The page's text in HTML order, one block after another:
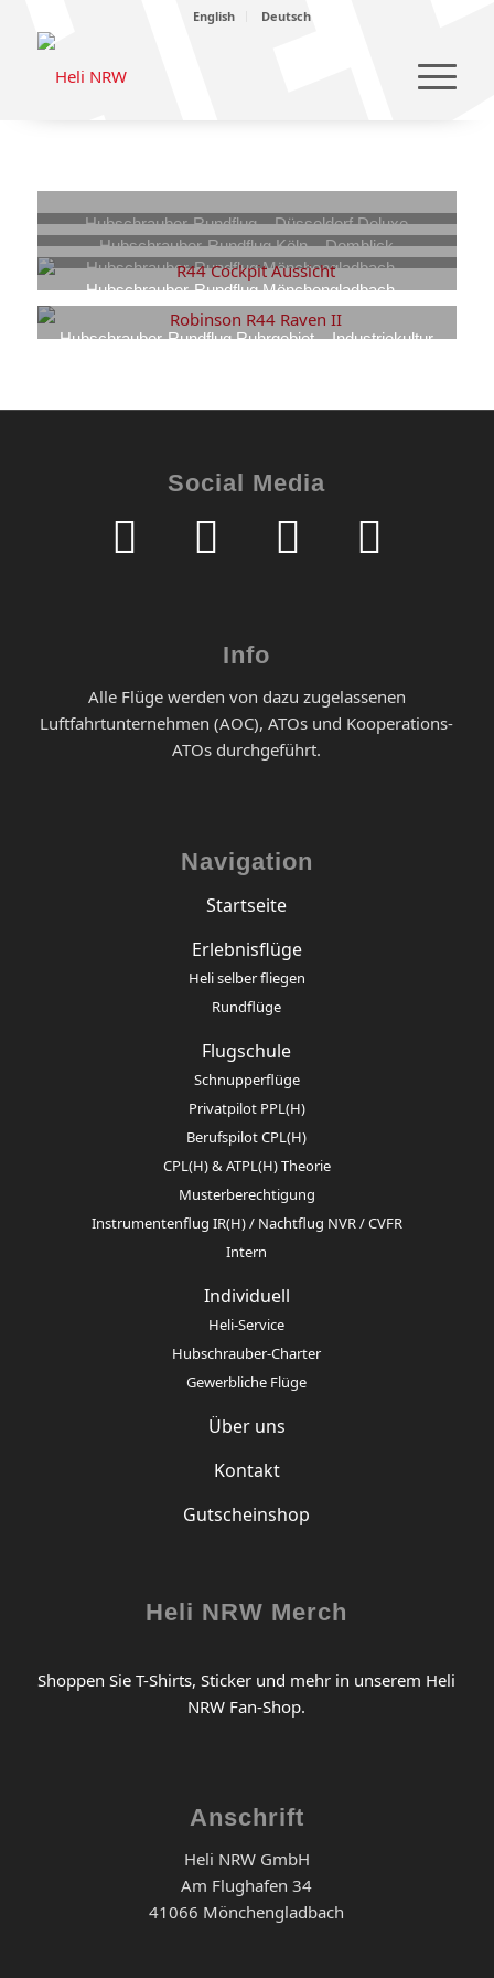
English Deutsch
Hubschrauber-Rundflug – Düsseldorf Deluxe
849,00€–1.349,00€
Hubschrauber-Rundflug Köln – Domblick
849,00€–1.349,00€
Hubschrauber-Rundflug Mönchengladbach –
Borussia-Park Fan Tour
569,00€–799,00€
Hubschrauber-Rundflug Mönchengladbach –
Heimattour
699,00€–1.099,00€
Hubschrauber-Rundflug Ruhrgebiet – Industriekultur
Social Media
Info
Alle Flüge werden von dazu zugelassenen
Luftfahrtunternehmen (AOC), ATOs und Kooperations-
ATOs durchgeführt.
Navigation
Startseite
Erlebnisflüge
Heli selber fliegen
Rundflüge
Flugschule
Schnupperflüge
Privatpilot PPL(H)
Berufspilot CPL(H)
CPL(H) & ATPL(H) Theorie
Musterberechtigung
Instrumentenflug IR(H) / Nachtflug NVR / CVFR
Intern
Individuell
Heli-Service
Hubschrauber-Charter
Gewerbliche Flüge
Über uns
Kontakt
Gutscheinshop
Heli NRW Merch
Shoppen Sie T-Shirts, Sticker und mehr in unserem Heli
NRW Fan-Shop.
Anschrift
Heli NRW GmbH
Am Flughafen 34
41066 Mönchengladbach